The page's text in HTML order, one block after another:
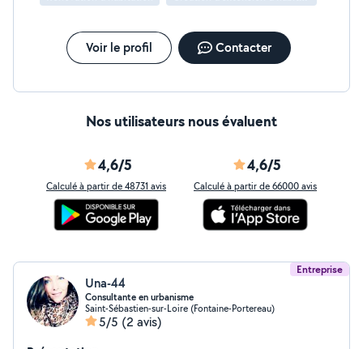
Voir le profil Contacter
Nos utilisateurs nous évaluent
4,6/5
Calculé à partir de 48731 avis
4,6/5
Calculé à partir de 66000 avis
Entreprise
Una-44
Consultante en urbanisme
Saint-Sébastien-sur-Loire (Fontaine-Portereau)
5/5 (2 avis)